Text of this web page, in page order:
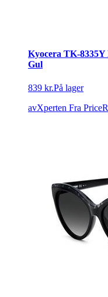
Kyocera TK-8335Y
Gul
839 kr.På lager
avXperten Fra